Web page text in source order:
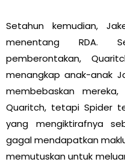
Setahun kemudian,
menentang RDA.
pemberontakan,
menangkap anak-anak
membebaskan
Quaritch, tetapi Spider
yang mengiktirafnya
gagal mendapatkan
memutuskan untuk